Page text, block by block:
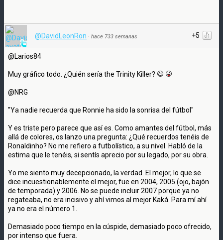
+5
@DavidLeonRon · hace 733 semanas
@Larios84
Muy gráfico todo. ¿Quién sería the Trinity Killer?
@NRG
"Ya nadie recuerda que Ronnie ha sido la sonrisa del fútbol"
Y es triste pero parece que así es. Como amantes del fútbol, más
allá de colores, os lanzo una pregunta: ¿Qué recuerdos tenéis de
Ronaldinho? No me refiero a futbolístico, a su nivel. Habló de la
estima que le tenéis, si sentís aprecio por su legado, por su obra.
Yo me siento muy decepcionado, la verdad. El mejor, lo que se
dice incuestionablemente el mejor, fue en 2004, 2005 (ojo, bajón
de temporada) y 2006. No se puede incluir 2007 porque ya no
regateaba, no era incisivo y ahí vimos al mejor Kaká. Para mí ahí
ya no era el número 1.
Demasiado poco tiempo en la cúspide, demasiado poco ofrecido,
por intenso que fuera.